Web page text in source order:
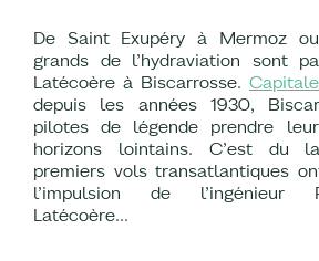
De Saint Exupéry à Mermoz
grands de l’hydraviation sont
Latécoère à Biscarrosse.
depuis les années 1930,
pilotes de légende prendre
horizons lointains. C’est du
premiers vols transatlantiques
l’impulsion de l’ingénieur
Latécoère...